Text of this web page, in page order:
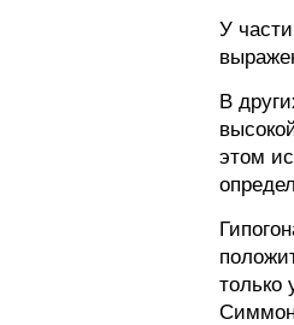
У
В
этом
только